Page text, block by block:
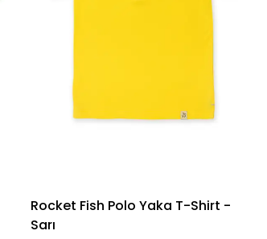
Rocket Fish Polo Yaka T-Shirt -
Sarı